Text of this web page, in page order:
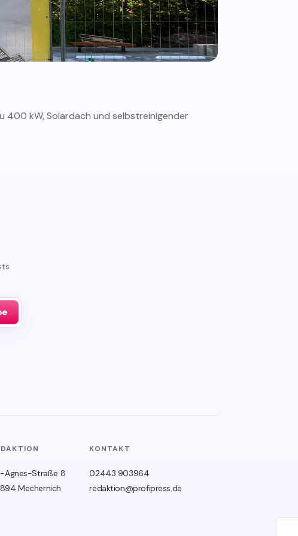
kW, Solardach und selbstreinigender
Agnes-Straße 8
Mechernich
KONTAKT
02443 903964
redaktion@profipress.de